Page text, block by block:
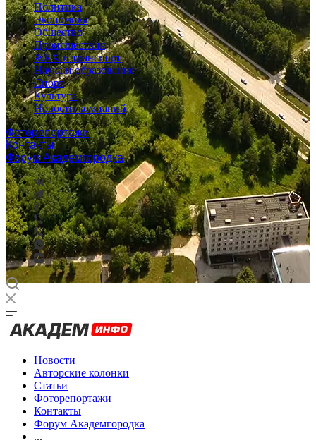
Политика
Экономика
Общество
Происшествия
ЖКХ и транспорт
Наука и образование
Спорт
Культура
Новости компаний
Фоторепортажи
Контакты
Форум Академгородка
Новости
Авторские колонки
Статьи
Фоторепортажи
Контакты
Форум Академгородка
...